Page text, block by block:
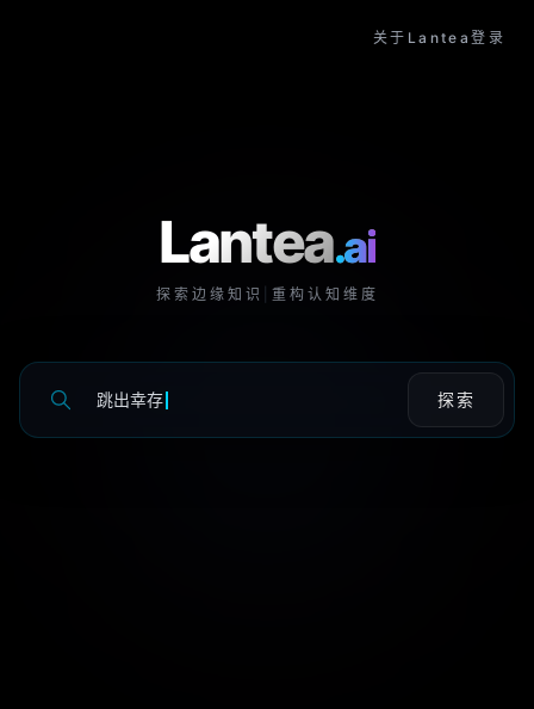
关于Lantea登录
Lantea.ai
探索边缘知识 重构认知维度
探索